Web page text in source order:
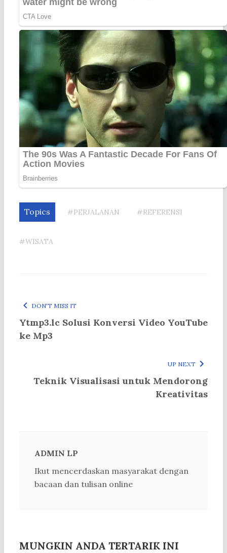
Topics #PERJALANAN #REFERENSI
#WISATA
DON'T MISS IT
Ytmp3.lc Solusi Konversi Video YouTube
ke Mp3
UP NEXT
Teknik Visualisasi untuk Mendorong
Kreativitas
ADMIN LP
Ikut mencerdaskan masyarakat dengan
bacaan dan tulisan online
MUNGKIN ANDA TERTARIK INI